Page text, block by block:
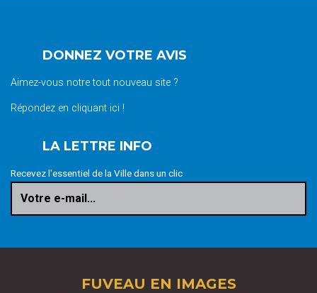
DONNEZ VOTRE AVIS
Aimez-vous notre tout nouveau site ?
Répondez en cliquant ici !
LA LETTRE INFO
Recevez l'essentiel de la Ville dans un clic
Votre e-mail...
FUVEAU EN IMAGES